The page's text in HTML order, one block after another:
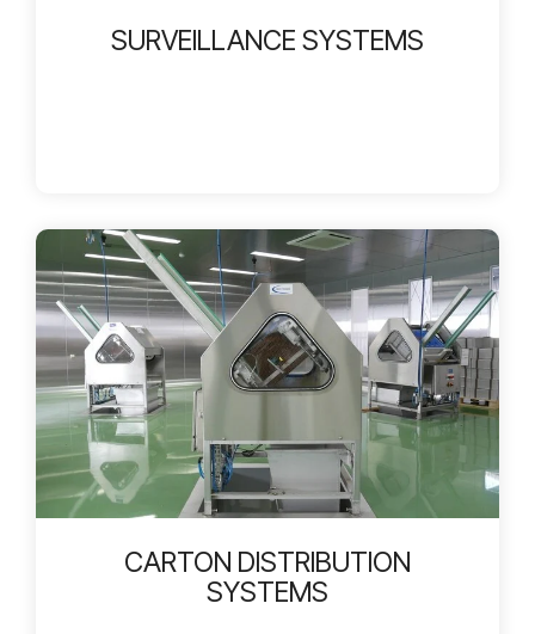
SURVEILLANCE SYSTEMS
CARTON DISTRIBUTION
SYSTEMS